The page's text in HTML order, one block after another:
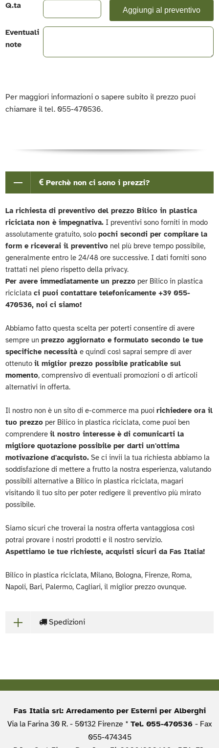
Q.ta Aggiungi al preventivo
Eventuali
note
Per maggiori informazioni o sapere subito il prezzo puoi
chiamare il tel. 055-470536.
Perchè non ci sono i prezzi?
La richiesta di preventivo del prezzo Bilico in plastica
riciclata non è impegnativa. I preventivi sono forniti in modo
assolutamente gratuito, solopochi secondi per compilare la
form e riceverai il preventivo nel più breve tempo possibile,
generalmente entro le 24/48 ore successive. I dati forniti sono
trattati nel pieno rispetto della privacy.
Per avere immediatamente un prezzo per Bilico in plastica
riciclataci puoi contattare telefonicamente +39 055-
470536, noi ci siamo!
Abbiamo fatto questa scelta per poterti consentire di avere
sempre unprezzo aggiornato e formulato secondo le tue
specifiche necessitàe quindi così saprai sempre di aver
ottenutoil miglior prezzo possibile praticabile sul
momento, comprensivo di eventuali promozioni o di articoli
alternativi in offerta.
Il nostro non è un sito di e-commerce ma puoirichiedere ora il
tuo prezzo per Bilico in plastica riciclata, come puoi ben
comprendereil nostro interesse è di comunicarti la
migliore quotazione possibile per darti un'ottima
motivazione d'acquisto. Se ci invii la tua richiesta abbiamo la
soddisfazione di mettere a frutto la nostra esperienza, valutando
possibili alternative a Bilico in plastica riciclata, magari
visitando il tuo sito per poter redigere il preventivo più mirato
possibile.
Siamo sicuri che troverai la nostra offerta vantaggiosa così
potrai provare i nostri prodotti e il nostro servizio.
Aspettiamo le tue richieste, acquisti sicuri da Fas Italia!
Bilico in plastica riciclata, Milano, Bologna, Firenze, Roma,
Napoli, Bari, Palermo, Cagliari, il miglior prezzo ovunque.
Spedizioni
Fas Italia srl: Arredamento per Esterni per Alberghi
Via la Farina 30 R. - 50132 Firenze * Tel. 055-470536 - Fax
055-474345